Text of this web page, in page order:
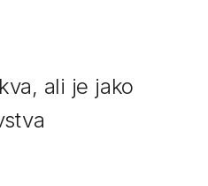
ali je jako